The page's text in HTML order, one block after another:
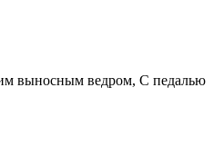
выносным ведром, С педалью